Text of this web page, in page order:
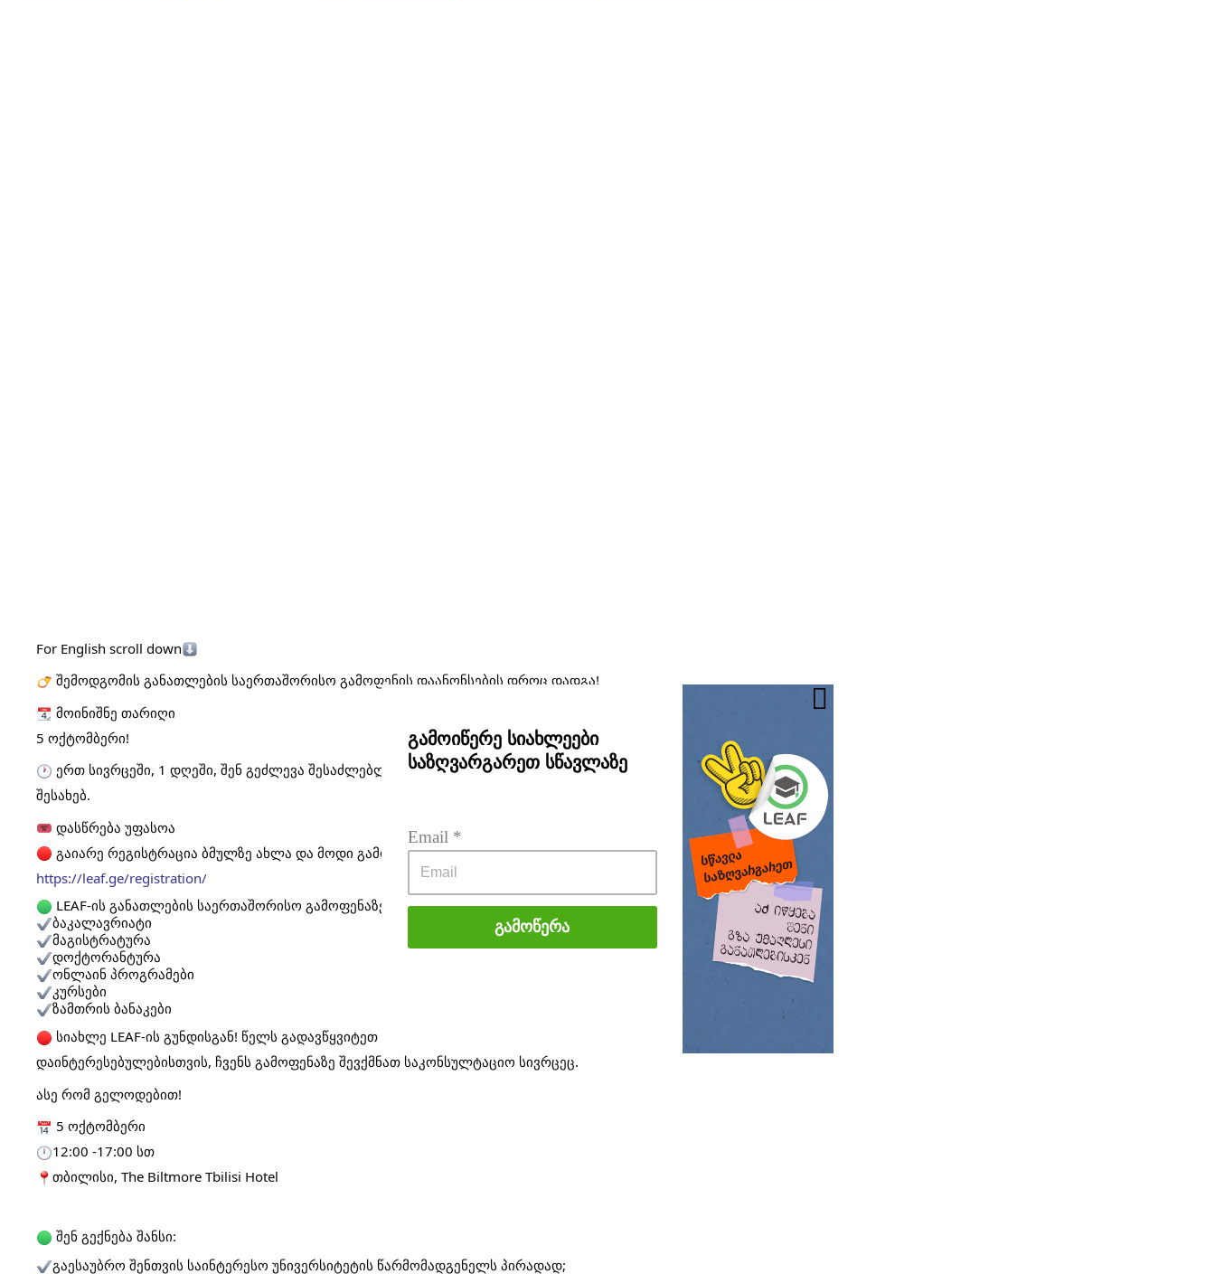
For English scroll down
შემოდგომის განათლების საერთაშორისო გამოფენის დაანონსების დროც დადგა!
მოინიშნე თარიღი
5 ოქტომბერი!
ერთ სივრცეში, 1 დღეში, შენ გეძლევა შესაძლებლობა მიიღო ამომწურავი ინფორმაცია საზღვარგარეთ სწავლის
შესახებ.
დასწრება უფასოა
გაიარე რეგისტრაცია ბმულზე ახლა და მოდი გამოფენაზე:
https://leaf.ge/registration/
LEAF-ის განათლების საერთაშორისო გამოფენაზე შეგიძლია აღმოაჩინო შენთვის სასურველი პროგრამა:
ბაკალავრიატი
მაგისტრატურა
დოქტორანტურა
ონლაინ პროგრამები
კურსები
ზამთრის ბანაკები
სიახლე LEAF-ის გუნდისგან! წელს გადავწყვიტეთ Fulbright-ისა და Chevening-ის სასტიპენდიო პროგრამით
დაინტერესებულებისთვის, ჩვენს გამოფენაზე შევქმნათ საკონსულტაციო სივრცეც.
ასე რომ გელოდებით!
5 ოქტომბერი
12:00 -17:00 სთ
თბილისი, The Biltmore Tbilisi Hotel
შენ გექნება შანსი:
გაესაუბრო შენთვის საინტერესო უნივერსიტეტის წარმომადგენელს პირადად;
გამოიწერე სიახლეები
საზღვარგარეთ სწავლაზე
Email *
Გამოწერა